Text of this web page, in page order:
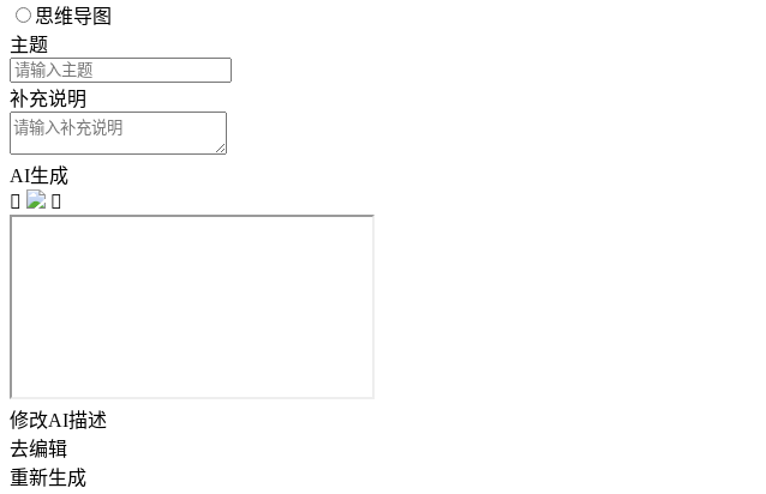
思维导图
主题
补充说明
AI生成


修改AI描述
去编辑
重新生成